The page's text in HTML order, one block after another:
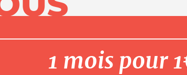
1 mois pour